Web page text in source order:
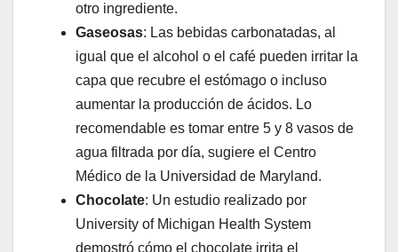
otro ingrediente.
Gaseosas: Las bebidas carbonatadas, al
igual que el alcohol o el café pueden irritar la
capa que recubre el estómago o incluso
aumentar la producción de ácidos. Lo
recomendable es tomar entre 5 y 8 vasos de
agua filtrada por día, sugiere el Centro
Médico de la Universidad de Maryland.
Chocolate: Un estudio realizado por
University of Michigan Health System
demostró cómo el chocolate irrita el